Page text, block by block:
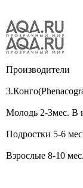
Производители
Молодь 2-3мес. В
Подростки 5-6
Взрослые 8-10